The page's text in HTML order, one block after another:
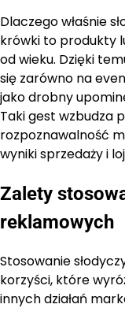
Dlaczego właśnie
krówki to produkty
od wieku. Dzięki
się zarówno na
jako drobny
Taki gest wzbudza
rozpoznawalność
wyniki sprzedaży i
Zalety
reklamowych
Stosowanie
korzyści, które
innych działań